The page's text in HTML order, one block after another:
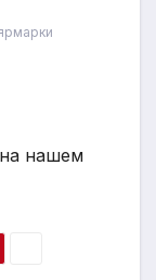
нашем